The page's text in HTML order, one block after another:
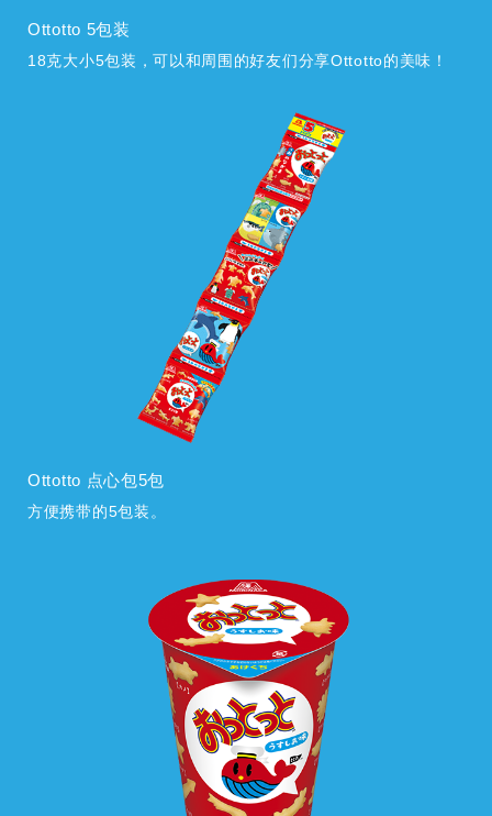
Ottotto 5包装
18克大小5包装，可以和周围的好友们分享Ottotto的美味！
Ottotto 点心包5包
方便携带的5包装。